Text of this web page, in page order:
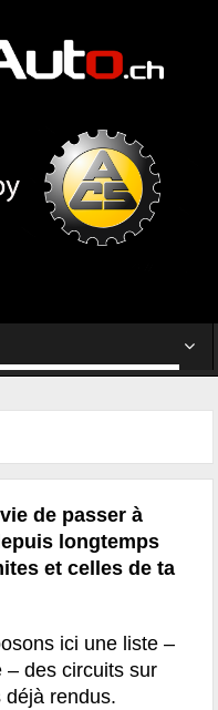
de passer à
longtemps
et celles de ta
ici une liste –
– des circuits sur
déjà rendus.